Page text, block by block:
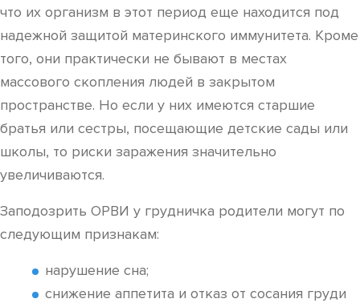
что их организм в этот период еще находится под
надежной защитой материнского иммунитета. Кроме
того, они практически не бывают в местах
массового скопления людей в закрытом
пространстве. Но если у них имеются старшие
братья или сестры, посещающие детские сады или
школы, то риски заражения значительно
увеличиваются.
Заподозрить ОРВИ у грудничка родители могут по
следующим признакам:
нарушение сна;
снижение аппетита и отказ от сосания груди